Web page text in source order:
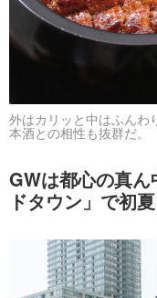
外はカリッと中はふんわ
本酒との相性も抜群だ。
GWは都心の真
ドタウン」で初